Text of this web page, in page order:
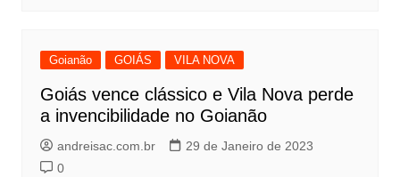
Goianão GOIÁS VILA NOVA
Goiás vence clássico e Vila Nova perde
a invencibilidade no Goianão
andreisac.com.br
29 de Janeiro de 2023
0